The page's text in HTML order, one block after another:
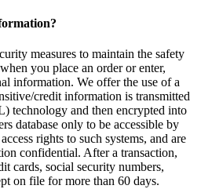
measures to maintain the safety
you place an order or enter,
information. We offer the use of a
credit information is transmitted
technology and then encrypted into
database only to be accessible by
rights to such systems, and are
confidential. After a transaction,
cards, social security numbers,
on file for more than 60 days.